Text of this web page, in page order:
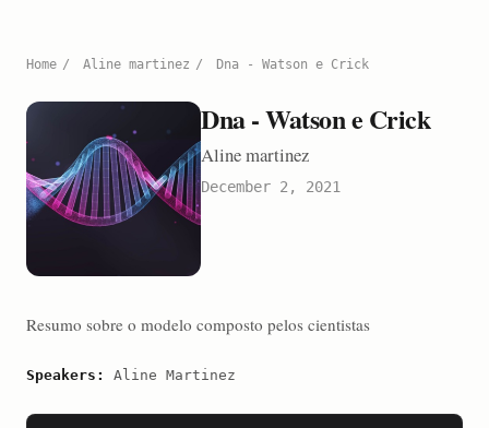
Home / Aline martinez / Dna - Watson e Crick
Dna - Watson e Crick
Aline martinez
December 2, 2021
Resumo sobre o modelo composto pelos cientistas
Speakers: Aline Martinez